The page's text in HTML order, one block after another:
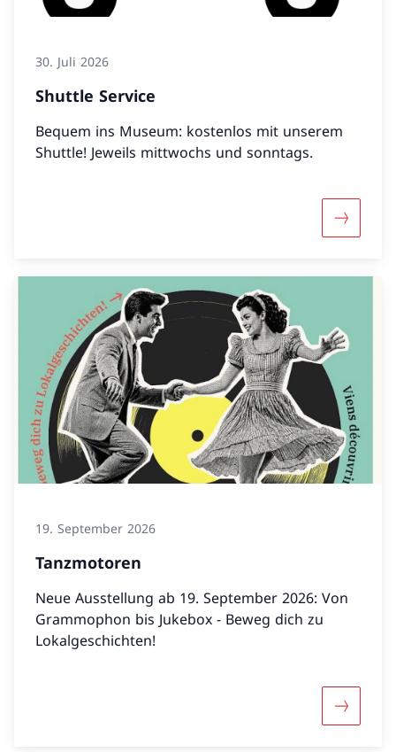
30. Juli 2026
Shuttle Service
Bequem ins Museum: kostenlos mit unserem
Shuttle! Jeweils mittwochs und sonntags.
Mehr
19. September 2026
Tanzmotoren
Neue Ausstellung ab 19. September 2026: Von
Grammophon bis Jukebox - Beweg dich zu
Lokalgeschichten!
Mehr